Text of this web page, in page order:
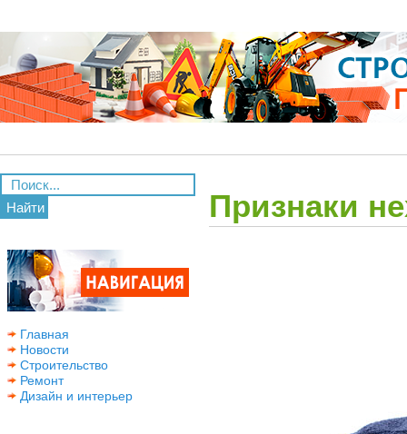
Найти
Главная
Новости
Строительство
Ремонт
Дизайн и интерьер
Признаки